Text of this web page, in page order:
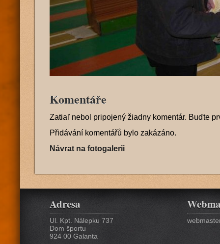
Komentáře
Zatiaľ nebol pripojený žiadny komentár. Buďte
Přidávání komentářů bylo zakázáno.
Návrat na fotogalerii
Adresa
Ul. Kpt. Nálepku 737
Dom športu
924 00 Galanta